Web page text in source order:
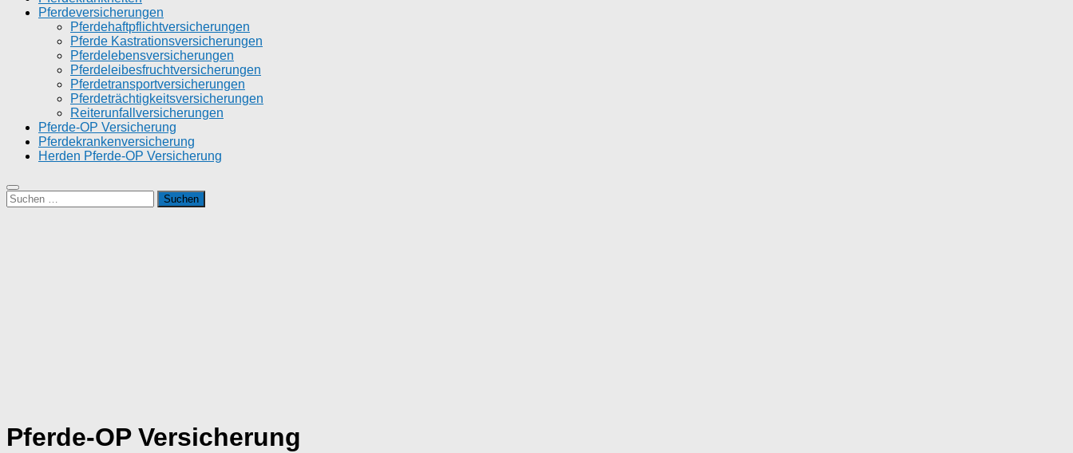
Pferdeversicherungen
Pferdehaftpflichtversicherungen
Pferde Kastrationsversicherungen
Pferdelebensversicherungen
Pferdeleibesfruchtversicherungen
Pferdetransportversicherungen
Pferdeträchtigkeitsversicherungen
Reiterunfallversicherungen
Pferde-OP Versicherung
Pferdekrankenversicherung
Herden Pferde-OP Versicherung
Suchen
nach:
Pferde-OP Versicherung